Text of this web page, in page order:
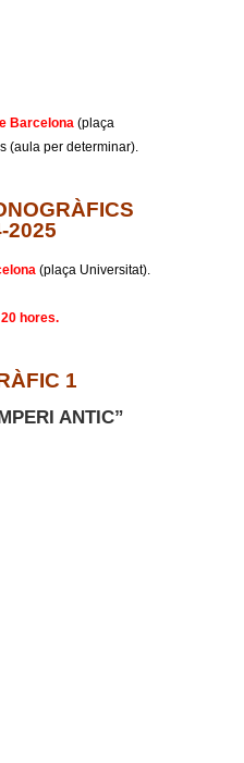
Barcelona (plaça
(aula per determinar).
2025
(plaça Universitat).
hores.
1
ANTIC”